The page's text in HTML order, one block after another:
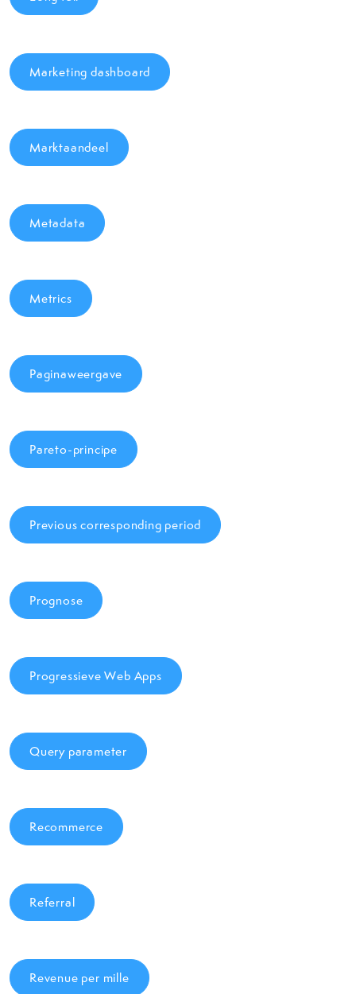
Marketing dashboard
Marktaandeel
Metadata
Metrics
Paginaweergave
Pareto-principe
Previous corresponding period
Prognose
Progressieve Web Apps
Query parameter
Recommerce
Referral
Revenue per mille